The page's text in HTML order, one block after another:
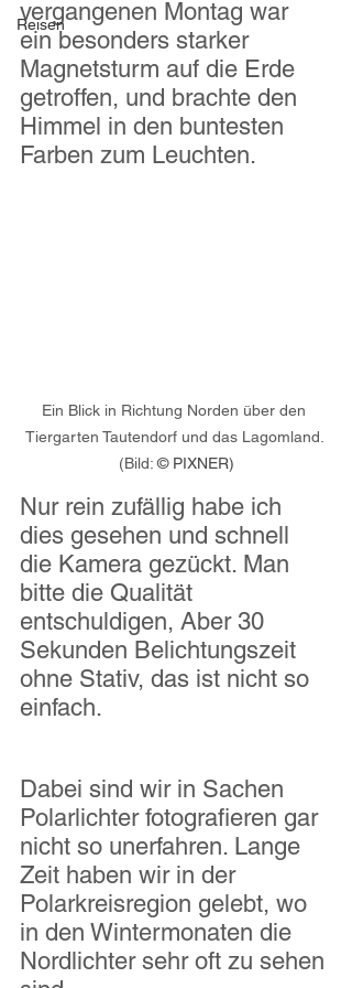
Reisen
vergangenen Montag war
ein besonders starker
Magnetsturm auf die Erde
getroffen, und brachte den
Himmel in den buntesten
Farben zum Leuchten.
Ein Blick in Richtung Norden über den
Tiergarten Tautendorf und das Lagomland.
(Bild: © PIXNER)
Nur rein zufällig habe ich
dies gesehen und schnell
die Kamera gezückt. Man
bitte die Qualität
entschuldigen, Aber 30
Sekunden Belichtungszeit
ohne Stativ, das ist nicht so
einfach.
Dabei sind wir in Sachen
Polarlichter fotografieren gar
nicht so unerfahren. Lange
Zeit haben wir in der
Polarkreisregion gelebt, wo
in den Wintermonaten die
Nordlichter sehr oft zu sehen